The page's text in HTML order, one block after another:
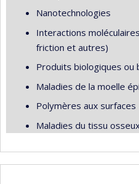
Nanotechnologies
Interactions
friction et autres)
Produits biologiques ou
Maladies de la moelle
Polymères aux surfaces
Maladies du tissu